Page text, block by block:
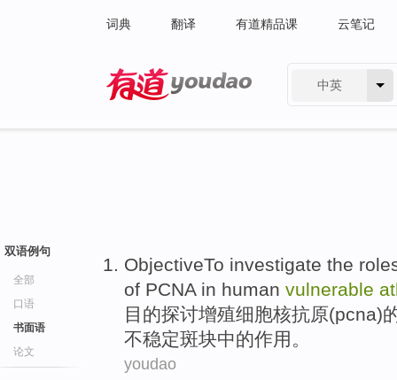
词典 翻译 有道精品课 云笔记
中英
双语例句
全部
口语
书面语
论文
ObjectiveTo investigate the
of PCNA in human vulnerable
目的探讨增殖细胞核抗原(pcna)
不稳定斑块中的作用 。
youdao